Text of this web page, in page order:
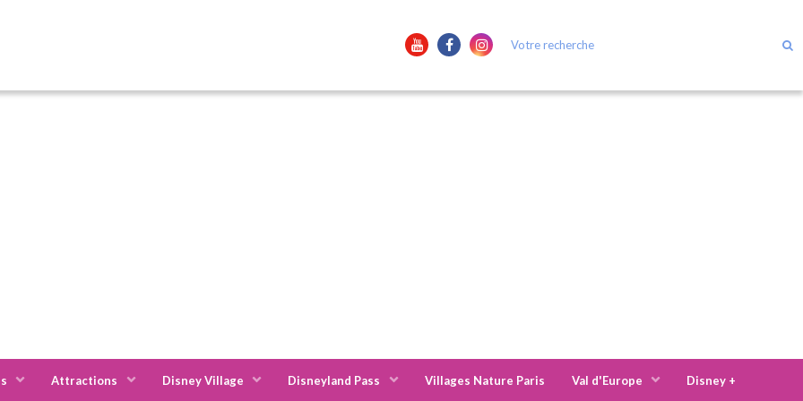
Attractions Disney Village Disneyland Pass Villages Nature Paris Val d'Europe Disney +
Staycity Aparthotels